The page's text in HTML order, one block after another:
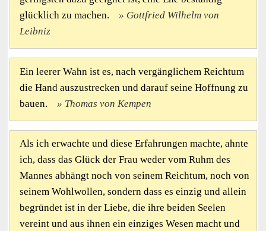
glücklich zu machen.
Gottfried Wilhelm von
Leibniz
Ein leerer Wahn ist es, nach vergänglichem Reichtum
die Hand auszustrecken und darauf seine Hoffnung zu
bauen.
Thomas von Kempen
Als ich erwachte und diese Erfahrungen machte, ahnte
ich, dass das Glück der Frau weder vom Ruhm des
Mannes abhängt noch von seinem Reichtum, noch von
seinem Wohlwollen, sondern dass es einzig und allein
begründet ist in der Liebe, die ihre beiden Seelen
vereint und aus ihnen ein einziges Wesen macht und